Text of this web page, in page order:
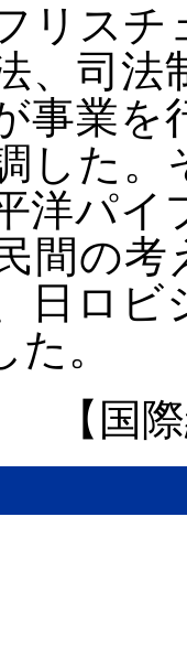
リス
、司
事業
した
洋パ
間の
日ロビ
。
【国